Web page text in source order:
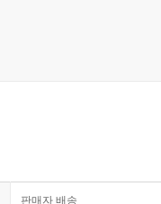
판매자 배송